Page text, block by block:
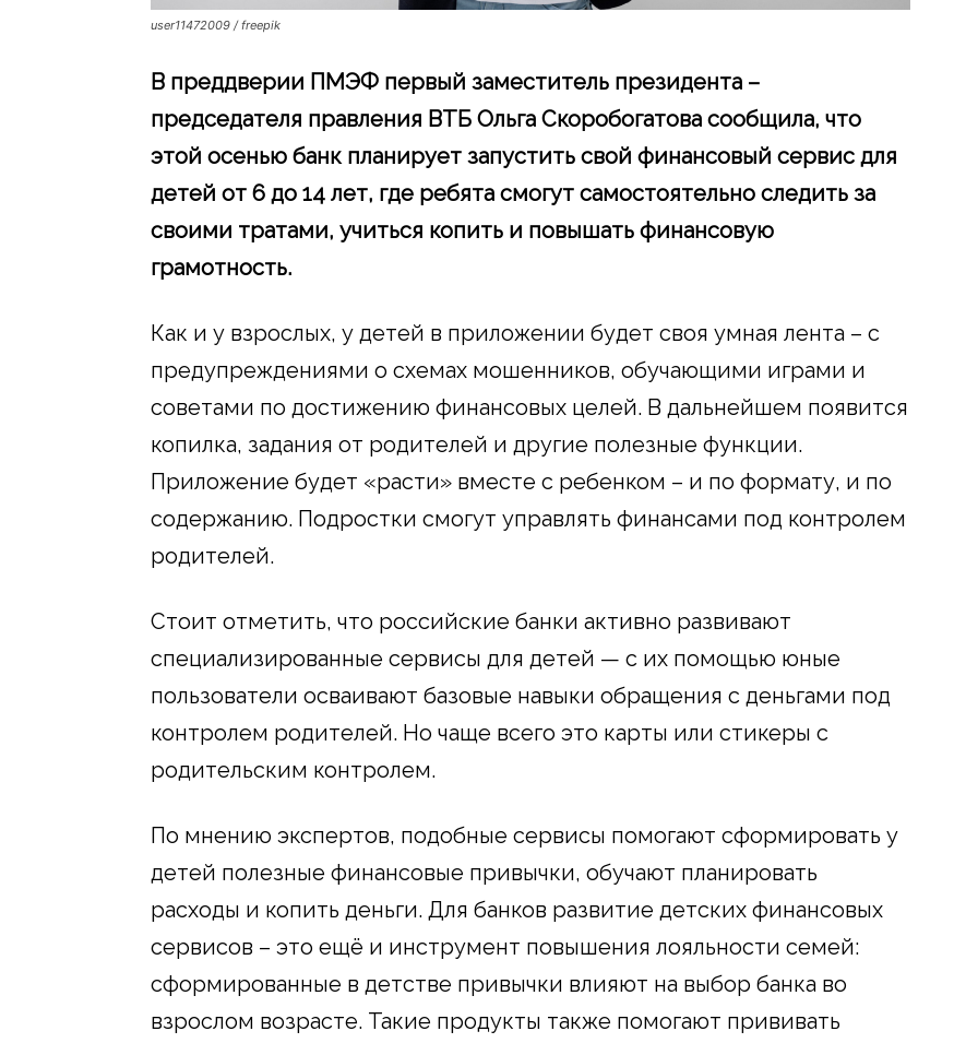
user11472009 / freepik
В преддверии ПМЭФ первый заместитель президента –
председателя правления ВТБ Ольга Скоробогатова сообщила, что
этой осенью банк планирует запустить свой финансовый сервис для
детей от 6 до 14 лет, где ребята смогут самостоятельно следить за
своими тратами, учиться копить и повышать финансовую
грамотность.
Как и у взрослых, у детей в приложении будет своя умная лента – с
предупреждениями о схемах мошенников, обучающими играми и
советами по достижению финансовых целей. В дальнейшем появится
копилка, задания от родителей и другие полезные функции.
Приложение будет «расти» вместе с ребенком – и по формату, и по
содержанию. Подростки смогут управлять финансами под контролем
родителей.
Стоит отметить, что российские банки активно развивают
специализированные сервисы для детей — с их помощью юные
пользователи осваивают базовые навыки обращения с деньгами под
контролем родителей. Но чаще всего это карты или стикеры с
родительским контролем.
По мнению экспертов, подобные сервисы помогают сформировать у
детей полезные финансовые привычки, обучают планировать
расходы и копить деньги. Для банков развитие детских финансовых
сервисов – это ещё и инструмент повышения лояльности семей:
сформированные в детстве привычки влияют на выбор банка во
взрослом возрасте. Такие продукты также помогают прививать